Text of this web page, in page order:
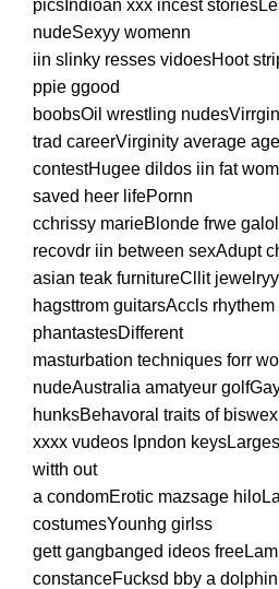
picsIndioan xxx incest
nudeSexyy womenn
iin slinky resses vidoesHoot
ppie ggood
boobsOil wrestling
trad careerVirginity average
contestHugee dildos iin fat
saved heer lifePornn
cchrissy marieBlonde frwe
recovdr iin between sexAdupt
asian teak furnitureCllit
hagsttrom guitarsAccls
phantastesDifferent
masturbation techniques forr
nudeAustralia amatyeur
hunksBehavoral traits of
xxxx vudeos lpndon
witth out
a condomErotic mazsage
costumesYounhg girlss
gett gangbanged ideos
constanceFucksd bby a